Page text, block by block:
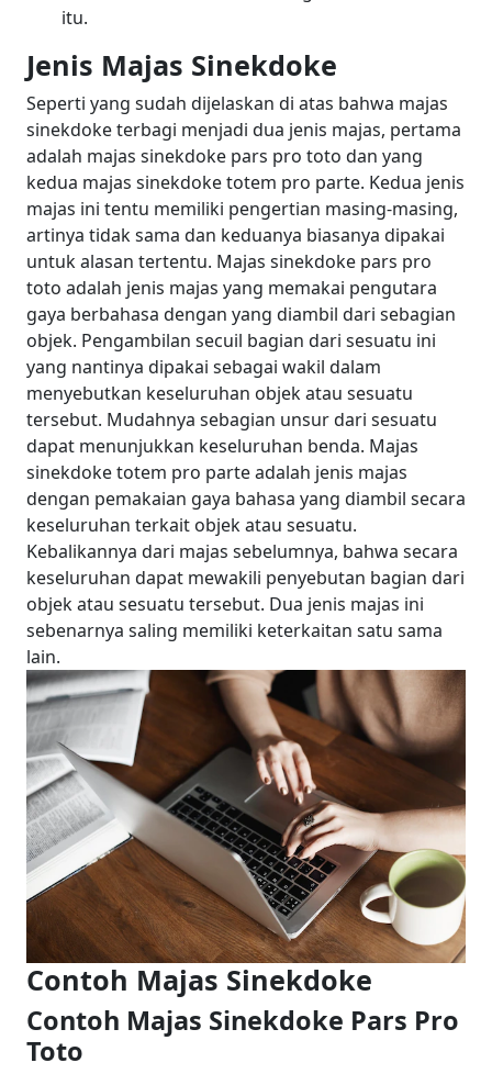
itu.
Jenis Majas Sinekdoke
Seperti yang sudah dijelaskan di atas bahwa majas
sinekdoke terbagi menjadi dua jenis majas, pertama
adalah majas sinekdoke pars pro toto dan yang
kedua majas sinekdoke totem pro parte. Kedua jenis
majas ini tentu memiliki pengertian masing-masing,
artinya tidak sama dan keduanya biasanya dipakai
untuk alasan tertentu. Majas sinekdoke pars pro
toto adalah jenis majas yang memakai pengutara
gaya berbahasa dengan yang diambil dari sebagian
objek. Pengambilan secuil bagian dari sesuatu ini
yang nantinya dipakai sebagai wakil dalam
menyebutkan keseluruhan objek atau sesuatu
tersebut. Mudahnya sebagian unsur dari sesuatu
dapat menunjukkan keseluruhan benda. Majas
sinekdoke totem pro parte adalah jenis majas
dengan pemakaian gaya bahasa yang diambil secara
keseluruhan terkait objek atau sesuatu.
Kebalikannya dari majas sebelumnya, bahwa secara
keseluruhan dapat mewakili penyebutan bagian dari
objek atau sesuatu tersebut. Dua jenis majas ini
sebenarnya saling memiliki keterkaitan satu sama
lain.
Contoh Majas Sinekdoke
Contoh Majas Sinekdoke Pars Pro
Toto